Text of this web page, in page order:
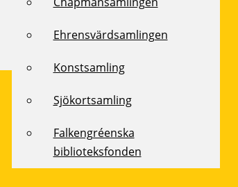
Ehrensvärdsamlingen
Konstsamling
Sjökortsamling
Falkengréenska
biblioteksfonden